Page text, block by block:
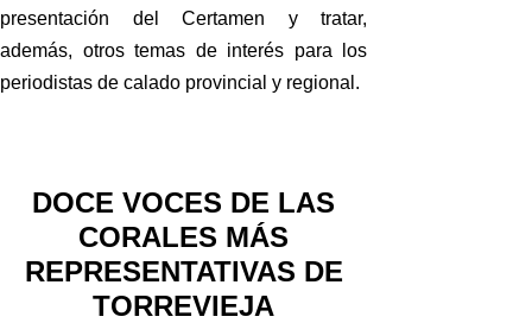
presentación del Certamen y tratar,
además, otros temas de interés para los
periodistas de calado provincial y regional.
DOCE VOCES DE LAS
CORALES MÁS
REPRESENTATIVAS DE
TORREVIEJA